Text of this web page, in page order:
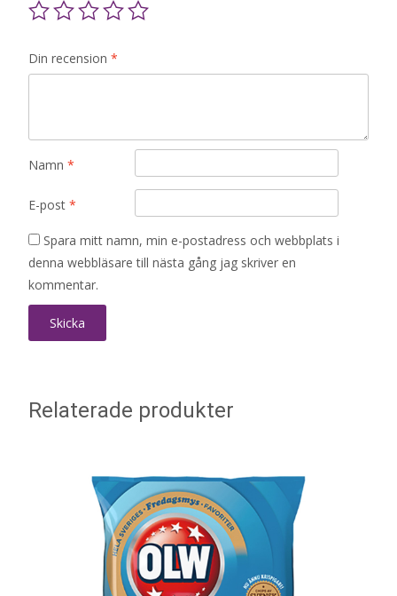
Din recension *
Namn *
E-post *
Spara mitt namn, min e-postadress och webbplats i
denna webbläsare till nästa gång jag skriver en
kommentar.
Relaterade produkter